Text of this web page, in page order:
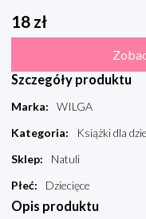
18 zł
Szczegóły produktu
Marka:
WILGA
Kategoria:
Książki dla
Sklep:
Natuli
Płeć: Dziecięce
Opis produktu